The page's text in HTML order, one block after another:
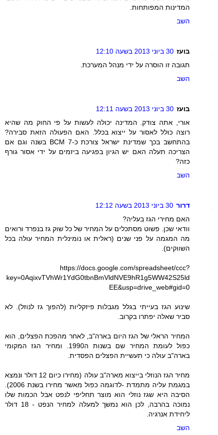
המדינות המפותחות.
השב
בועז 30 ביוני 2013 בשעה 12:10
תגובה זו הוסרה על ידי מנהל המערכת.
השב
בועז 30 ביוני 2013 בשעה 12:11
אורי, אתה צודק. המדינה יכולה לעשות על פי החוק מה שהיא
רוצה כולל לאסור על ייצוא בכלל. האם הפעולה הזאת סבירה?
בהתחשב בכך שמדינת ישראל צורכת כ-7 BCM בשנה וגם אם
הצריכה תעלה האם יש הגיון בפגיעה ביזמים על ידי אסור גורף
כזה?
השב
דרור 30 ביוני 2013 בשעה 12:12
האם מחירי הגז בעליה?
וודאי שכן. פשוט מסתכלים על המחיר של כל שוק גז בנפרד ורואים
מה המגמה על פני שנים (ראלית או נומינלית המחיר עולה בכל
השווקים).
https://docs.google.com/spreadsheet/ccc?
key=0AqixvTVhWr1YdG0tbnBmVldNVE9hR1g5WW42S25ld
EE&usp=drive_web#gid=0
שינוע הגז בעייתי בגלל מגבלות פיזקליות (להפוך גז לנוזל). לא
סביר שאלה יפתרו בקרוב.
המחיר הראלי של הגז היום בארה"ב, לאחר מהפכת הפצלים, הוא
כפול לעומת המחיר שם בשנות ה1990. ומחיר הגז המקומי
בארה"ב עולה כי תעשיית הפצלים הפסדית.
מחיר הגז הנוזלי בייצוא מארה"ב עולה (מחירו כיום 12 דולר ונמצא
במגמת עליה מתמדת -לדוגמה כפול מאשר מחירו בשנת 2006).
הסיבה היא שגז נוזלי הוא מוצר תחליפי לנפט אבל הכמות שלו
נמוכה בהרבה, לכן הוא נמשך למעלה למחיר הנפט - 18 דולר
ליחידת אנרגיה.
השב